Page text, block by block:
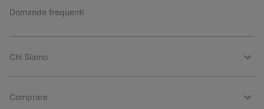
Domande frequenti
Chi Siamo
Comprare